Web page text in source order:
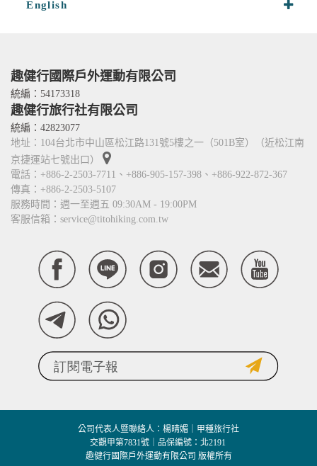
山野學堂
關於趣健行
人才招募
TITO card 優惠卡
合作關係
English
Contact Us
趣健行國際戶外運動有限公司
統編：54173318
趣健行旅行社有限公司
統編：42823077
地址：104台北市中山區松江路131號5樓之一（501B室）（近松江南
京捷運站七號出口）
電話：+886-2-2503-7711、+886-905-157-398、+886-922-872-367
傳真：+886-2-2503-5107
服務時間：週一至週五 09:30AM - 19:00PM
客服信箱：service@titohiking.com.tw
公司代表人暨聯絡人：楊晴媚｜甲種旅行社
交觀甲第7831號｜品保編號：北2191
趣健行國際戶外運動有限公司 版權所有